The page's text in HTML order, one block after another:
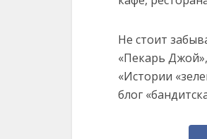
Не стоит
«Пекарь
«Истории
блог